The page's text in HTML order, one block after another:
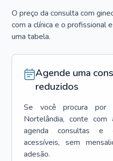
O preço da consulta com
com a clínica e o profissional
uma tabela.
Agende uma
reduzidos
Se você procura por
Nortelândia, conte com
agenda consultas e
acessíveis, sem
adesão.